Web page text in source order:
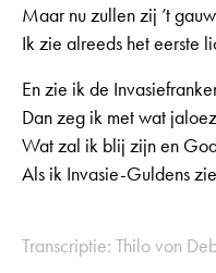
Maar nu zullen zij ’t
Ik zie alreeds het eerste
En zie ik de
Dan zeg ik met wat
Wat zal ik blij zijn en
Als ik Invasie-Guldens
Transcriptie: Thilo von